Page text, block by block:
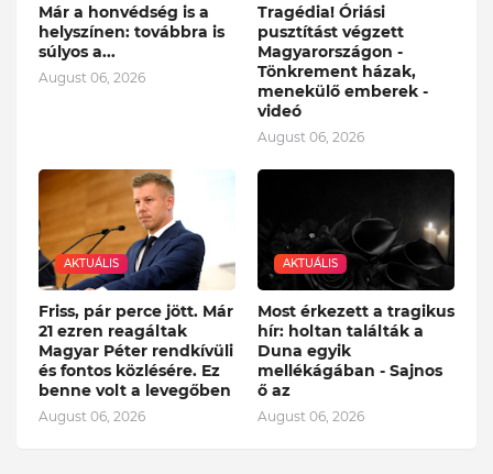
Már a honvédség is a
helyszínen: továbbra is
súlyos a...
August 06, 2026
Tragédia! Óriási
pusztítást végzett
Magyarországon -
Tönkrement házak,
menekülő emberek -
videó
August 06, 2026
AKTUÁLIS
Friss, pár perce jött. Már
21 ezren reagáltak
Magyar Péter rendkívüli
és fontos közlésére. Ez
benne volt a levegőben
August 06, 2026
AKTUÁLIS
Most érkezett a tragikus
hír: holtan találták a
Duna egyik
mellékágában - Sajnos
ő az
August 06, 2026